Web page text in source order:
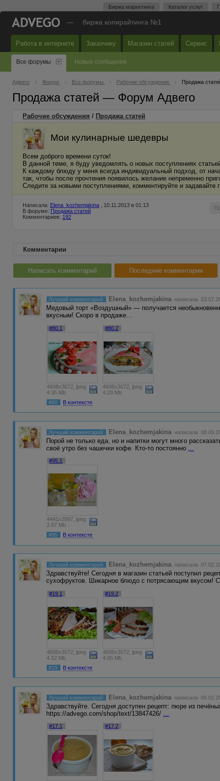
Биржа маркетинга Каталог услуг
— биржа копирайтинга №1
Работа в интернете Заказчику Магазин статей Сервис
Все форумы Новые сообщения
Адвего Форум Все форумы Рабочие обсуждения Продажа
Продажа статей — Форум Адвего
Рабочие обсуждения / Продажа статей
Мои кулинарные шедевры
Всем доброго времени суток!
В данной теме, я буду уведомлять о новых поступлениях
К каждому блюду у меня всегда индивидуальный подход, от
так, чтобы после прочтения появилось желание непременно
Следите за новыми поступлениями, комментируйте и
Написала: Elena_kozhemjakina , 10.11.2013 в 01:13
В форуме: Продажа статей
Комментариев: 192
Комментарии
Написать комментарий Последние комментарии
Лучший комментарий Elena_kozhemjakina написала
Медовый торт «Воздушный» — получается
вкусным! Скоро в продаже…
#80.1
4608x3072, jpeg
4.35 Mb
#80.2
4608x3072, jpeg
4.29 Mb
#80
В контексте
Лучший комментарий Elena_kozhemjakina написала
Порой не только еда, но и напитки могут много
своё утро без чашечки кофе. Кто-то постоянно
#95.1
4441x2997, jpeg
2.97 Mb
#95
В контексте
Лучший комментарий Elena_kozhemjakina написала
Здравствуйте! Сегодня в магазин статьей поступил
сухофруктов. Шикарное блюдо с потрясающим вкусом!
#19.1
4608x3072, jpeg
4.52 Mb
#19.2
4608x3072, jpeg
4.05 Mb
#19
В контексте
Лучший комментарий Elena_kozhemjakina написала
Здравствуйте. Сегодня доступен рецепт: пюре из
https://advego.com/shop/text/13847426/
#17.1 #17.2